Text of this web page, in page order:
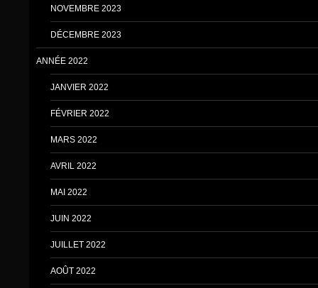
NOVEMBRE 2023
DÉCEMBRE 2023
ANNÉE 2022
JANVIER 2022
FÉVRIER 2022
MARS 2022
AVRIL 2022
MAI 2022
JUIN 2022
JUILLET 2022
AOÛT 2022